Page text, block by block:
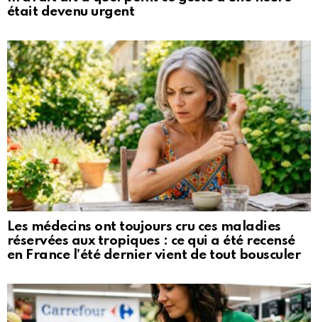
était devenu urgent
Les médecins ont toujours cru ces maladies
réservées aux tropiques : ce qui a été recensé
en France l’été dernier vient de tout bousculer